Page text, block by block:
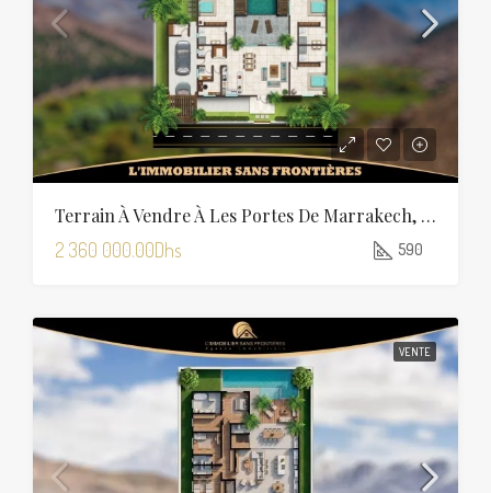
Terrain À Vendre À Les Portes De Marrakech, 590 M², Marrakech
2 360 000.00Dhs 590
VENTE